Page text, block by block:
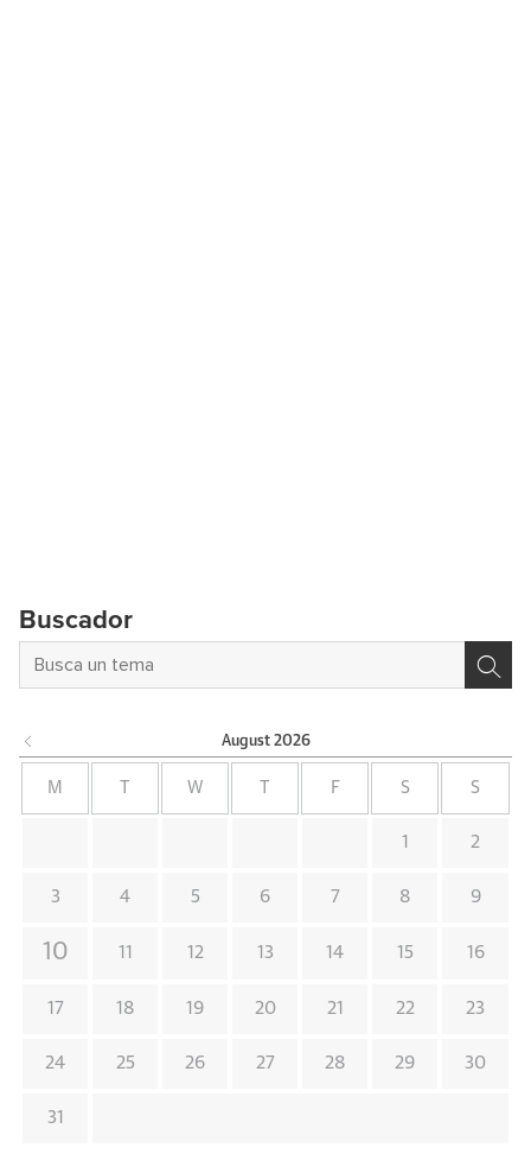
Buscador
August 2026
M W F S S
1 2
3 4 5 6 7 8 9
10 11 12 13 14 15 16
17 18 19 20 21 22 23
24 25 26 27 28 29 30
31